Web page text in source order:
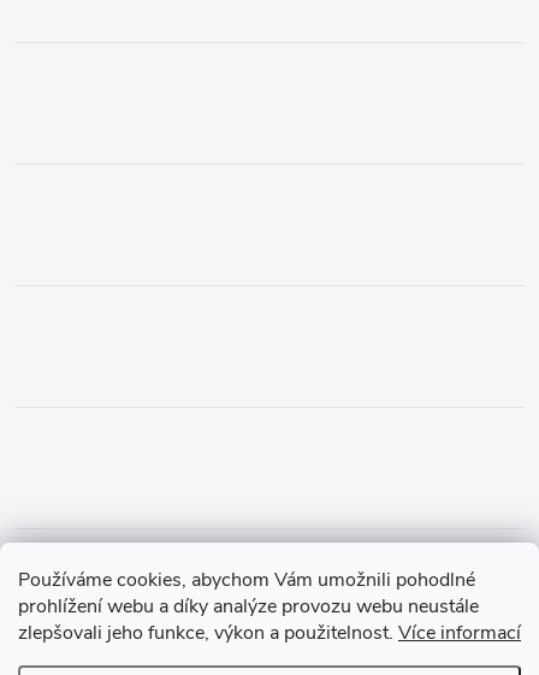
Používáme cookies, abychom Vám umožnili pohodlné
prohlížení webu a díky analýze provozu webu neustále
zlepšovali jeho funkce, výkon a použitelnost. Více informací
Zásady ochrany osobních údajů
Doprava a platba Tříletá záruka